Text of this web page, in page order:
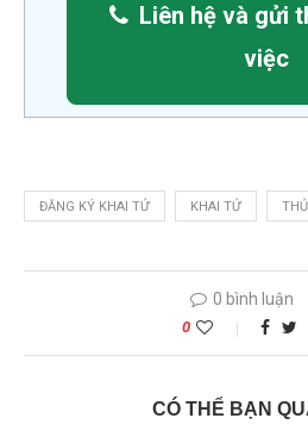
Liên hệ và gửi
việc
ĐĂNG KÝ KHAI TỬ KHAI TỬ
0 bình luận
0
CÓ THỂ BẠN